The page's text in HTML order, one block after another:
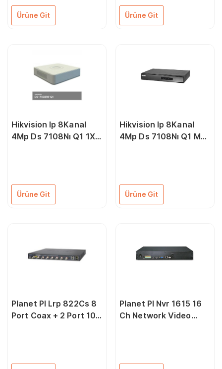
Ürüne Git Ürüne Git
Hikvision Ip 8Kanal
4Mp Ds 7108Nı Q1 1X
Ürüne Git
Hikvision Ip 8Kanal
4Mp Ds 7108Nı Q1 M
Ürüne Git
Planet Pl Lrp 822Cs 8
Port Coax + 2 Port 10
Coaxial Managed
Planet Pl Nvr 1615 16
Ch Network Video